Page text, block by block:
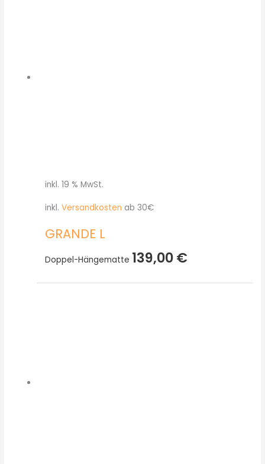
inkl. 19 % MwSt.
inkl. Versandkosten ab 30€
GRANDE L
Doppel-Hängematte 139,00€